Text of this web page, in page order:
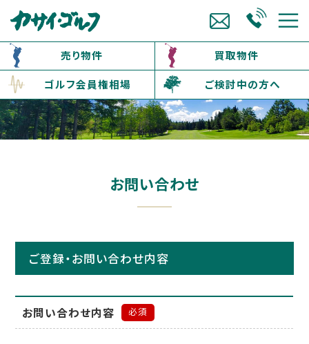
売り物件
買取物件
ゴルフ会員権相場
ご検討中の方へ
お問い合わせ
ご登録・お問い合わせ内容
お問い合わせ内容 必須